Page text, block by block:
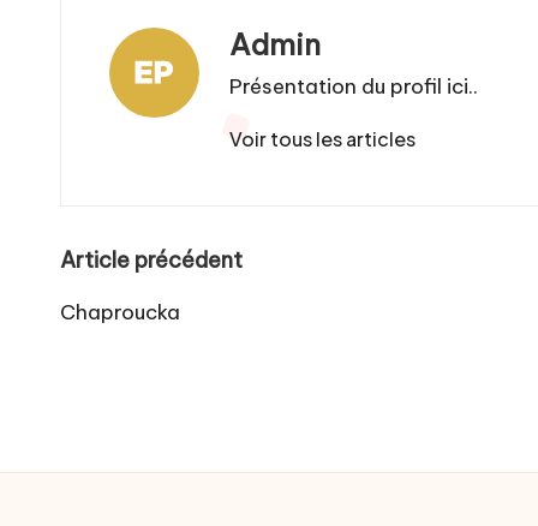
Admin
Présentation du profil ici..
Voir tous les articles
Post
navigation
Article précédent
Chaproucka